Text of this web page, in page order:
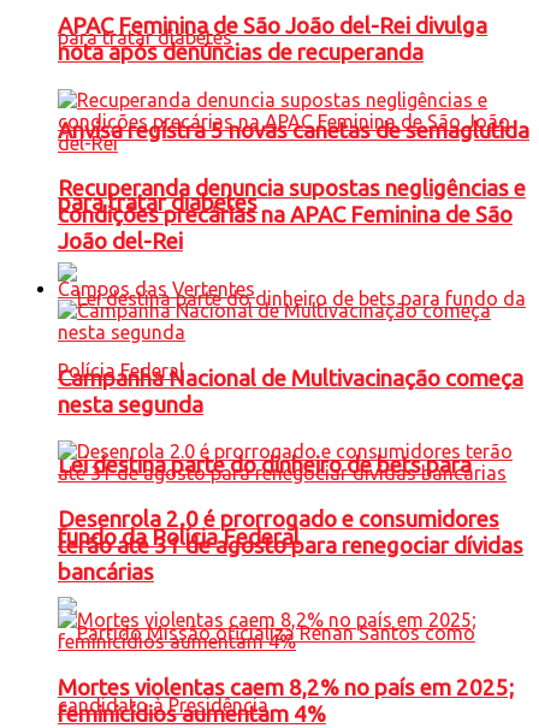
Anvisa registra 5 novas canetas de semaglutida
para tratar diabetes
Lei destina parte do dinheiro de bets para
fundo da Polícia Federal
APAC Feminina de São João del-Rei divulga
nota após denúncias de recuperanda
Recuperanda denuncia supostas negligências e
condições precárias na APAC Feminina de São
João del-Rei
Campos das Vertentes
Campanha Nacional de Multivacinação começa
nesta segunda
Desenrola 2.0 é prorrogado e consumidores
terão até 31 de agosto para renegociar dívidas
bancárias
Mortes violentas caem 8,2% no país em 2025;
feminicídios aumentam 4%